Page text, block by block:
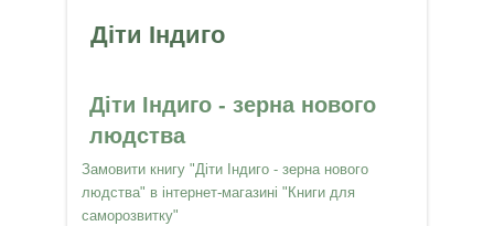
Діти Індиго
Діти Індиго - зерна нового
людства
Замовити книгу "Діти Індиго - зерна нового
людства" в інтернет-магазині "Книги для
саморозвитку"